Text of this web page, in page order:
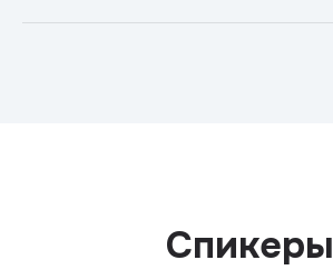
Спикеры